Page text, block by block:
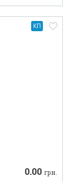
0.00 грн.
КП